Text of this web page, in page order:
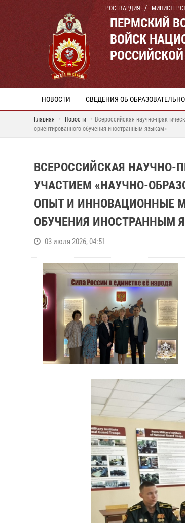
РОСГВАРДИЯ
ПЕРМСКИЙ
ВОЙСК
НОВОСТИ СВЕДЕНИЯ ОБ
Главная Новости
Всероссийская научно-
ориентированного обучения иностранным языкам»
ВСЕРОССИЙСКАЯ
УЧАСТИЕМ «НАУЧНО-
ОПЫТ И ИННОВАЦИОННЫЕ
ОБУЧЕНИЯ ИНОСТРАННЫМ
03 июля 2026, 04:51